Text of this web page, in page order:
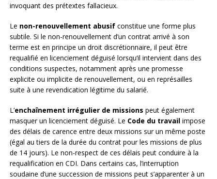
invoquant des prétextes fallacieux.
Le non-renouvellement abusif constitue une forme plus
subtile. Si le non-renouvellement d’un contrat arrivé à son
terme est en principe un droit discrétionnaire, il peut être
requalifié en licenciement déguisé lorsqu’il intervient dans des
conditions suspectes, notamment après une promesse
explicite ou implicite de renouvellement, ou en représailles
suite à une revendication légitime du salarié.
L’enchaînement irrégulier de missions peut également
masquer un licenciement déguisé. Le Code du travail impose
des délais de carence entre deux missions sur un même poste
(égal au tiers de la durée du contrat pour les missions de plus
de 14 jours). Le non-respect de ces délais peut conduire à la
requalification en CDI. Dans certains cas, l’interruption
soudaine d’une succession de missions peut s’apparenter à un